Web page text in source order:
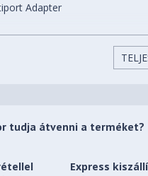
Adapter
cable (sold separately) for
tudja átvenni a terméket?
Express